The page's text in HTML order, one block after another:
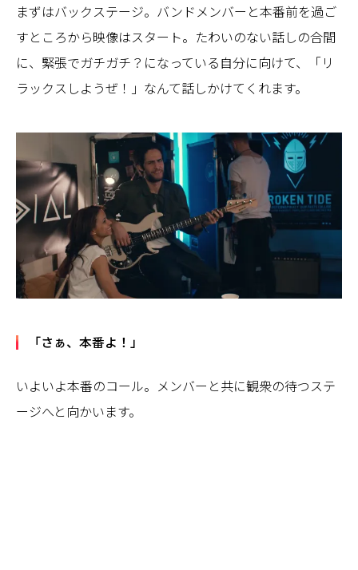
まずはバックステージ。バンドメンバーと本番前を過ご
すところから映像はスタート。たわいのない話しの合間
に、緊張でガチガチ？になっている自分に向けて、「リ
ラックスしようぜ！」なんて話しかけてくれます。
「さぁ、本番よ！」
いよいよ本番のコール。メンバーと共に観衆の待つステ
ージへと向かいます。